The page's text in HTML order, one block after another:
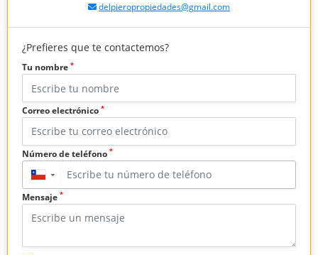
delpieropropiedades@gmail.com
¿Prefieres que te contactemos?
Tu nombre *
Correo electrónico *
Número de teléfono *
▼
Mensaje *